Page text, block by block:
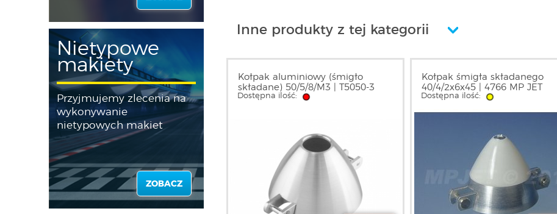
Nietypowe
makiety
Przyjmujemy zlecenia na
wykonywanie
nietypowych makiet
ZOBACZ
Inne produkty z tej kategorii
Kołpak aluminiowy (śmigło
składane) 50/5/8/M3 | T5050-3
KAVAN
Dostępna ilość:
Kołpak śmigła składanego
40/4/2x6x45 | 4766 MP JET
Dostępna ilość: